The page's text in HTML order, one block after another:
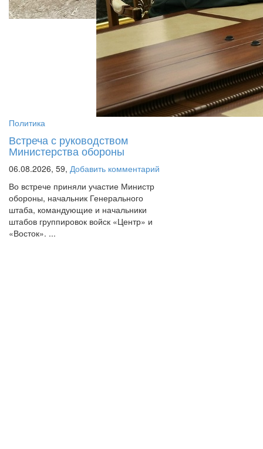
Политика
Встреча с руководством
Министерства обороны
06.08.2026, 59, Добавить комментарий
Во встрече приняли участие Министр
обороны, начальник Генерального
штаба, командующие и начальники
штабов группировок войск «Центр» и
«Восток». ...